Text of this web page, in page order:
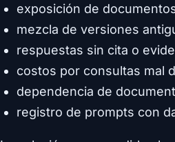
exposición de
mezcla de versiones
respuestas sin cita o
costos por consultas mal
dependencia de
registro de prompts con